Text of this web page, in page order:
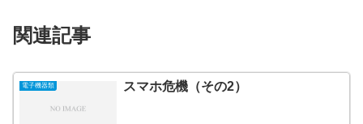
関連記事
電子機器類 スマホ危機（その2）